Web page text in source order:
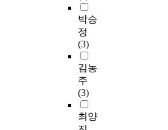
박승
정
(3)
김농
주
(3)
최양